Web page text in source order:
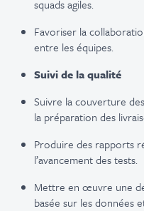
squadsagiles.
Favoriser la
entre les équipes.
Suivi de la qualité
Suivre la couverture
la préparation des
Produire des rapports
l’avancement des tests.
Mettre en œuvre une
basée sur les données